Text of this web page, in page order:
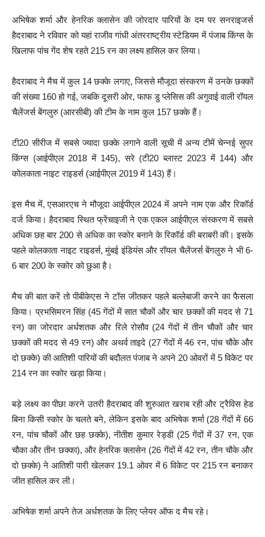
अभिषेक शर्मा और हेनरिक क्लासेन की जोरदार पारियों के दम पर सनराइजर्स
हैदराबाद ने रविवार को यहां राजीव गांधी अंतरराष्ट्रीय स्टेडियम में पंजाब किंग्स के
खिलाफ पांच गेंद शेष रहते 215 रन का लक्ष्य हासिल कर लिया।
हैदराबाद ने मैच में कुल 14 छक्के लगाए, जिससे मौजूदा संस्करण में उनके छक्कों
की संख्या 160 हो गई, जबकि दूसरी ओर, फाफ डु प्लेसिस की अगुवाई वाली रॉयल
चैलेंजर्स बेंगलुरु (आरसीबी) की टीम के नाम कुल 157 छक्के हैं।
टी20 सीरीज में सबसे ज्यादा छक्के लगाने वाली सूची में अन्य टीमें चेन्नई सुपर
किंग्स (आईपीएल 2018 में 145), सरे (टी20 ब्लास्ट 2023 में 144) और
कोलकाता नाइट राइडर्स (आईपीएल 2019 में 143) हैं।
इस मैच में, एसआरएच ने मौजूदा आईपीएल 2024 में अपने नाम एक और रिकॉर्ड
दर्ज किया। हैदराबाद स्थित फ्रेंचाइजी ने एक एकल आईपीएल संस्करण में सबसे
अधिक छह बार 200 से अधिक का स्कोर बनाने के रिकॉर्ड की बराबरी की। इसके
पहले कोलकाता नाइट राइडर्स, मुंबई इंडियंस और रॉयल चैलेंजर्स बेंगलुरु ने भी 6-
6 बार 200 के स्कोर को छुआ है।
मैच की बात करें तो पीबीकेएस ने टॉस जीतकर पहले बल्लेबाजी करने का फैसला
किया। प्रभसिमरन सिंह (45 गेंदों में सात चौकों और चार छक्कों की मदद से 71
रन) का जोरदार अर्धशतक और रिले रोसौव (24 गेंदों में तीन चौकों और चार
छक्कों की मदद से 49 रन) और अथर्व ताइदे (27 गेंदों में 46 रन, पांच चौके और
दो छक्के) की आतिशी पारियों की बदौलत पंजाब ने अपने 20 ओवरों में 5 विकेट पर
214 रन का स्कोर खड़ा किया।
बड़े लक्ष्य का पीछा करने उतरी हैदराबाद की शुरुआत खराब रही और ट्रैविस हेड
बिना किसी स्कोर के चलते बने, लेकिन इसके बाद अभिषेक शर्मा (28 गेंदों में 66
रन, पांच चौकों और छह छक्के), नीतीश कुमार रेड्डी (25 गेंदों में 37 रन, एक
चौका और तीन छक्का), और हेनरिक क्लासेन (26 गेंदों में 42 रन, तीन चौके और
दो छक्के) ने आतिशी पारी खेलकर 19.1 ओवर में 6 विकेट पर 215 रन बनाकर
जीत हासिल कर ली।
अभिषेक शर्मा अपने तेज अर्धशतक के लिए प्लेयर ऑफ द मैच रहे।